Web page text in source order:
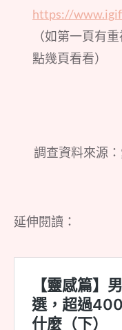
https://
（如第一頁有
點幾頁看看）
調查資料來源
延伸閱讀：